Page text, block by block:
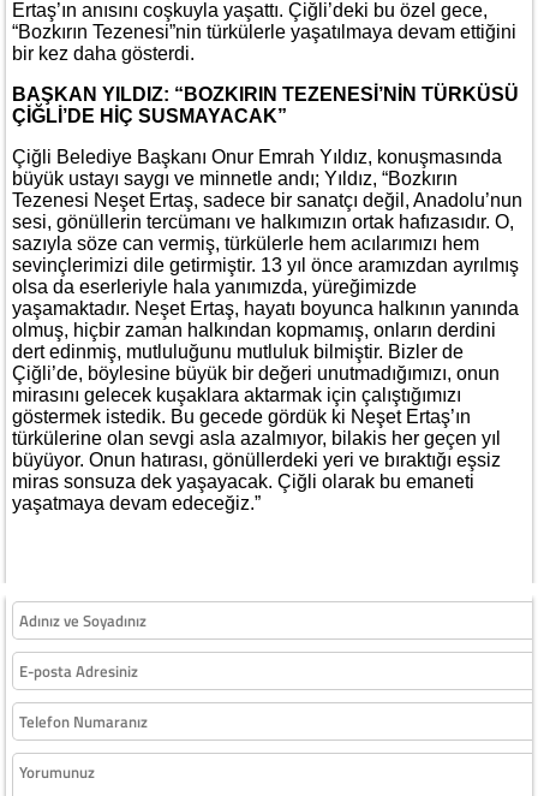
Ertaş’ın anısını coşkuyla yaşattı. Çiğli’deki bu özel gece,
“Bozkırın Tezenesi”nin türkülerle yaşatılmaya devam ettiğini
bir kez daha gösterdi.
BAŞKAN YILDIZ: “BOZKIRIN TEZENESİ’NİN TÜRKÜSÜ
ÇİĞLİ’DE HİÇ SUSMAYACAK”
Çiğli Belediye Başkanı Onur Emrah Yıldız, konuşmasında
büyük ustayı saygı ve minnetle andı; Yıldız, “Bozkırın
Tezenesi Neşet Ertaş, sadece bir sanatçı değil, Anadolu’nun
sesi, gönüllerin tercümanı ve halkımızın ortak hafızasıdır. O,
sazıyla söze can vermiş, türkülerle hem acılarımızı hem
sevinçlerimizi dile getirmiştir. 13 yıl önce aramızdan ayrılmış
olsa da eserleriyle hala yanımızda, yüreğimizde
yaşamaktadır. Neşet Ertaş, hayatı boyunca halkının yanında
olmuş, hiçbir zaman halkından kopmamış, onların derdini
dert edinmiş, mutluluğunu mutluluk bilmiştir. Bizler de
Çiğli’de, böylesine büyük bir değeri unutmadığımızı, onun
mirasını gelecek kuşaklara aktarmak için çalıştığımızı
göstermek istedik. Bu gecede gördük ki Neşet Ertaş’ın
türkülerine olan sevgi asla azalmıyor, bilakis her geçen yıl
büyüyor. Onun hatırası, gönüllerdeki yeri ve bıraktığı eşsiz
miras sonsuza dek yaşayacak. Çiğli olarak bu emaneti
yaşatmaya devam edeceğiz.”